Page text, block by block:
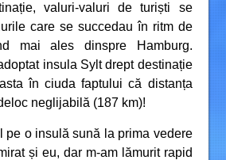
valuri-valuri de turiști se
care se succedau în ritm de
mai ales dinspre Hamburg.
insula Sylt drept destinație
în ciuda faptului că distanța
neglijabilă (187 km)!
pe o insulă sună la prima vedere
și eu, dar m-am lămurit rapid